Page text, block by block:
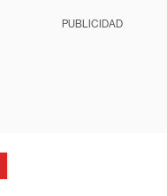
PUBLICIDAD